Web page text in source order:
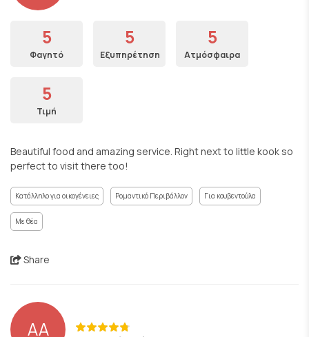
5
Φαγητό
5
Εξυπηρέτηση
5
Ατμόσφαιρα
5
Τιμή
Beautiful food and amazing service. Right next to little kook so
perfect to visit there too!
Κατάλληλο για οικογένειες Ρομαντικό Περιβάλλον Για κουβεντούλα
Με θέα
Share
AA